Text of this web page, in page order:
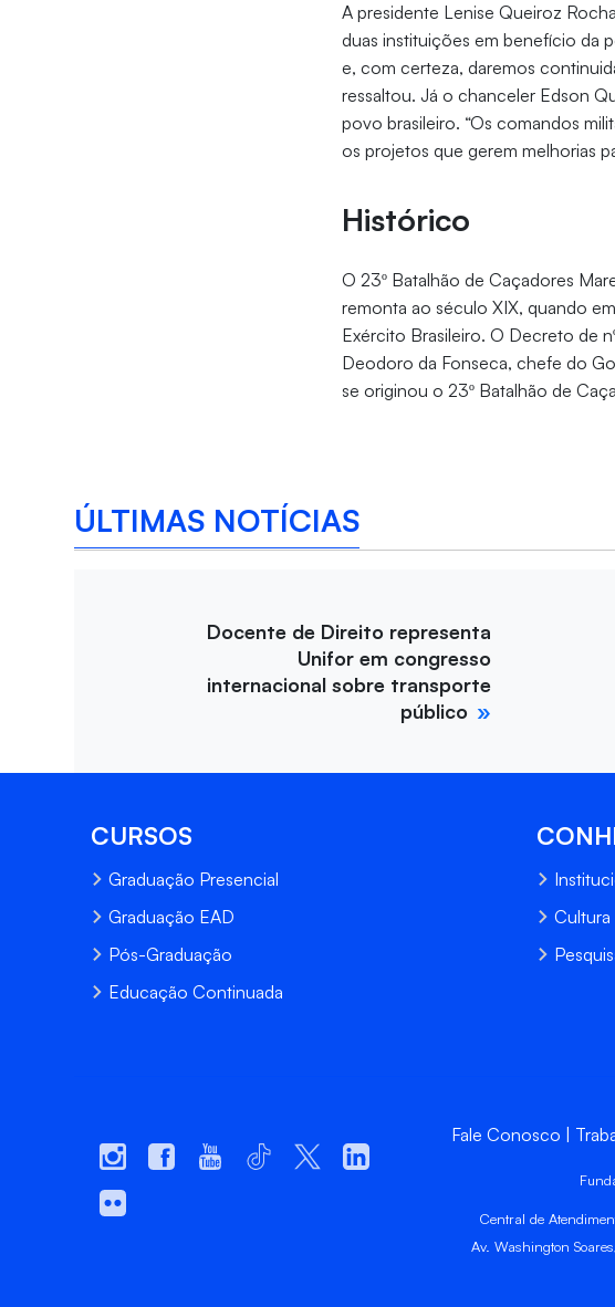
A presidente Lenise Queiroz
duas instituições em benefício da
e, com certeza, daremos
ressaltou. Já o chanceler Edson
povo brasileiro. “Os comandos
os projetos que gerem melhorias
Histórico
O 23º Batalhão de Caçadores
remonta ao século XIX, quando
Exército Brasileiro. O Decreto de
Deodoro da Fonseca, chefe do
se originou o 23º Batalhão de
ÚLTIMAS NOTÍCIAS
Docente de Direito representa
Unifor em congresso
internacional sobre transporte
público
CURSOS
Graduação Presencial
Graduação EAD
Pós-Graduação
Educação Continuada
Cultura
Fale Conosco
Central de
Av. Washington